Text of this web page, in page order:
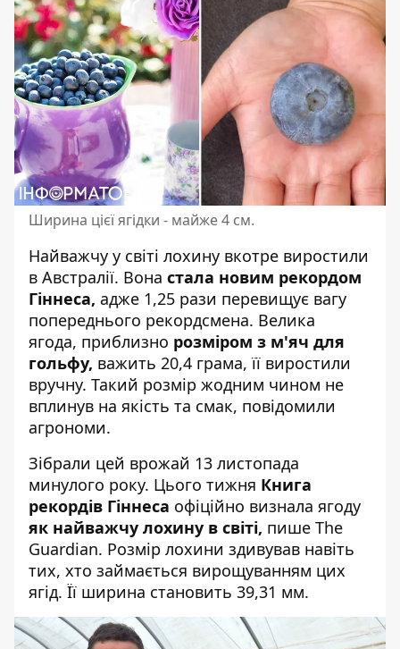
Ширина цієї ягідки - майже 4 см.
Найважчу у світі лохину вкотре виростили
в Австралії. Вона стала новим рекордом
Гіннеса, адже 1,25 рази перевищує вагу
попереднього рекордсмена. Велика
ягода, приблизно розміром з м'яч для
гольфу, важить 20,4 грама, її виростили
вручну. Такий розмір жодним чином не
вплинув на якість та смак, повідомили
агрономи.
Зібрали цей врожай 13 листопада
минулого року. Цього тижня Книга
рекордів Гіннеса офіційно визнала ягоду
як найважчу лохину в світі, пише The
Guardian. Розмір лохини здивував навіть
тих, хто займається вирощуванням цих
ягід. Її ширина становить 39,31 мм.